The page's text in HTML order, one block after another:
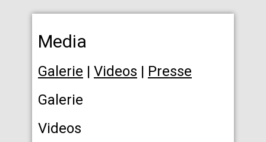
Media
Galerie | Videos | Presse
Galerie
Videos